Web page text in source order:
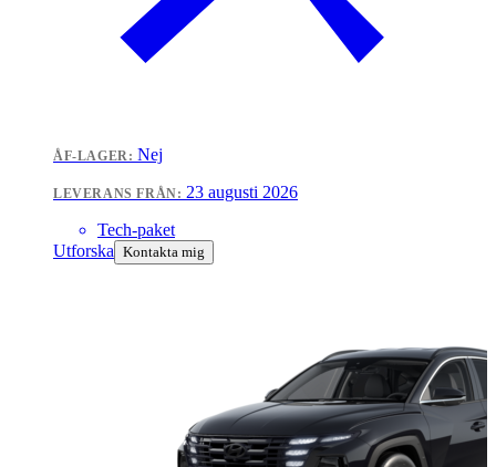
ÅF-LAGER: Nej
LEVERANS FRÅN: 23 augusti 2026
Tech-paket
Utforska Kontakta mig